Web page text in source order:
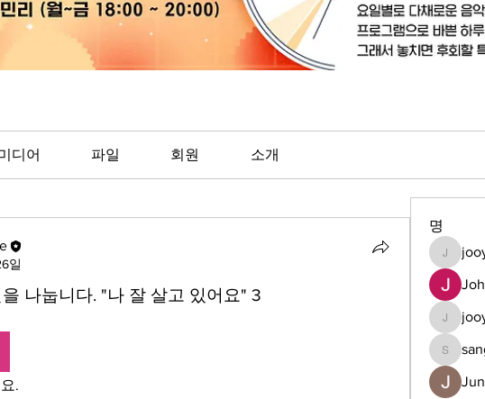
디어 파일 회원 소개
일
나눕니다. "나 잘 살고 있어요" 3
.
명